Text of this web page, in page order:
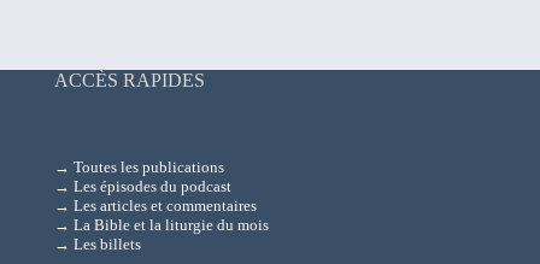
ACCÈS RAPIDES
→ Toutes les publications
→ Les épisodes du podcast
→ Les articles et commentaires
→ La Bible et la liturgie du mois
→ Les billets